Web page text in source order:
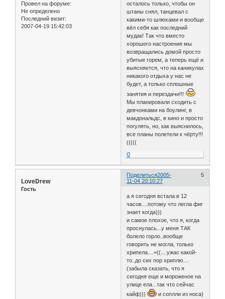
Провел на форуме:
Не определено
Последний визит:
2007-04-19 15:42:03
осталось только, чтобы он
штаны снял, танцевал с
какими-то шлюхами и вообще
вёл себя как последний
мудак! Так что вместо
хорошего настроения мы
возвращались домой просто
убитые горем, а теперь ещё и
выясняется, что на каникулах
никакого отдыха у нас не
будет, а только сплошные
занятия и перездачи!!!
Мы планировали сходить с
девчонками на боулинг, в
макдональдс, в кино и просто
погулять, но, как выяснилось,
все планы полетели к чёрту!!!
(((((
0
Поделиться 5
2005-
11-04 20:10:27
LoveDrew
Гость
а я сегодня встала в 12
часов....потому что легла фиг
знает когда)))
и самое плохое, что я, когда
проснулась...у меня ТАК
болело горло..вообще
говорить не могла, только
хрипела....=((....ужас какой-
то..до сих пор хриплю....
(забыла сказать, что я
сегодня еще и мороженое на
улице ела...так что сейчас
кайф)))
и соплли из носа)